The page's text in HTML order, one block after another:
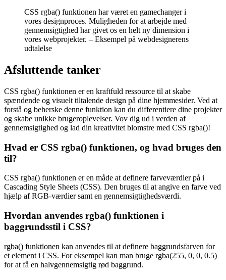
CSS rgba() funktionen har været en gamechanger i
vores designproces. Muligheden for at arbejde med
gennemsigtighed har givet os en helt ny dimension i
vores webprojekter. – Eksempel på webdesignerens
udtalelse
Afsluttende tanker
CSS rgba() funktionen er en kraftfuld ressource til at skabe
spændende og visuelt tiltalende design på dine hjemmesider. Ved at
forstå og beherske denne funktion kan du differentiere dine projekter
og skabe unikke brugeroplevelser. Vov dig ud i verden af
gennemsigtighed og lad din kreativitet blomstre med CSS rgba()!
Hvad er CSS rgba() funktionen, og hvad bruges den
til?
CSS rgba() funktionen er en måde at definere farveværdier på i
Cascading Style Sheets (CSS). Den bruges til at angive en farve ved
hjælp af RGB-værdier samt en gennemsigtighedsværdi.
Hvordan anvendes rgba() funktionen i
baggrundsstil i CSS?
rgba() funktionen kan anvendes til at definere baggrundsfarven for
et element i CSS. For eksempel kan man bruge rgba(255, 0, 0, 0.5)
for at få en halvgennemsigtig rød baggrund.